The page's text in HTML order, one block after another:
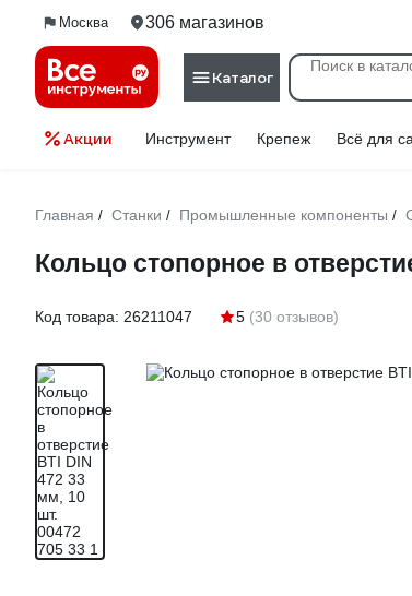
Москва 306 магазинов
Каталог
Акции Инструмент Крепеж Всё для
Главная / Станки / Промышленные компоненты /
Кольцо стопорное в
Код товара: 26211047 5 (30 отзывов)